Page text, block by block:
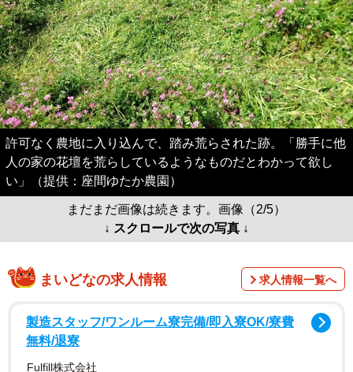
許可なく農地に入り込んで、踏み荒らされた跡。「勝手に他
人の家の花壇を荒らしているようなものだとわかって欲し
い」（提供：座間ゆたか農園）
まだまだ画像は続きます。画像（2/5）
↓ スクロールで次の写真 ↓
まいどなの求人情報 求人情報一覧へ
製造スタッフ/ワンルーム寮完備/即入寮OK/寮費
無料/退寮
Fulfill株式会社